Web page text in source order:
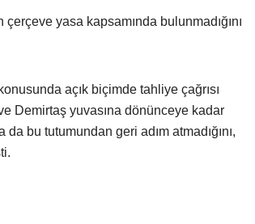
yasa kapsamında bulunmadığını
açık biçimde tahliye çağrısı
Demirtaş yuvasına dönünceye kadar
bu tutumundan geri adım atmadığını,